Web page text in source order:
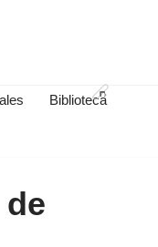
Biblioteca